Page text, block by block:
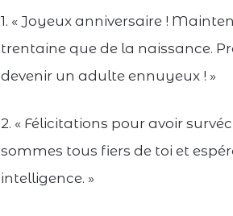
1. « Joyeux anniversaire !
trentaine que de la naissance.
devenir un adulte ennuyeux ! »
2. « Félicitations pour avoir
sommes tous fiers de toi et
intelligence. »